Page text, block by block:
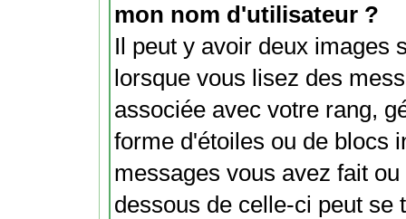
mon nom d'utilisateur ?
Il peut y avoir deux images
lorsque vous lisez des
associée avec votre rang,
forme d'étoiles ou de blocs
messages vous avez fait
dessous de celle-ci peut se